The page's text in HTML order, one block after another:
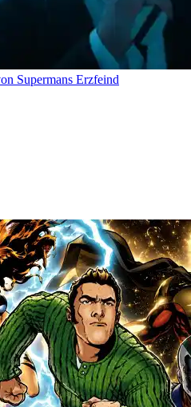
Supermans Erzfeind